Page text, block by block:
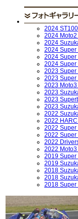
2024
2024
2024
2024 Super
2024 Super
2024 Super
2023 Super
2023 Super
2023
2023
2023
2023
2022
2022
2022 Super
2022 Super
2022
2022
2019 Super
2019
2018
2018
2018 Super